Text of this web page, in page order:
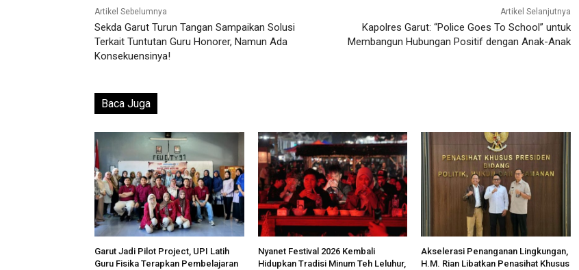
Artikel Sebelumnya
Sekda Garut Turun Tangan Sampaikan Solusi
Terkait Tuntutan Guru Honorer, Namun Ada
Konsekuensinya!
Artikel Selanjutnya
Kapolres Garut: “Police Goes To School” untuk
Membangun Hubungan Positif dengan Anak-Anak
Baca Juga
Garut Jadi Pilot Project, UPI Latih
Guru Fisika Terapkan Pembelajaran
Nyanet Festival 2026 Kembali
Hidupkan Tradisi Minum Teh Leluhur,
Akselerasi Penanganan Lingkungan,
H.M. Rian Libatkan Penasihat Khusus